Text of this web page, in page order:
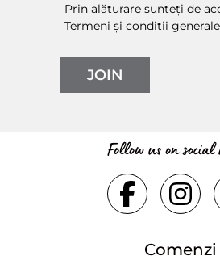
Prin alăturare sunteți de
Termeni și condiții generale
JOIN
Follow us on
Comenzi